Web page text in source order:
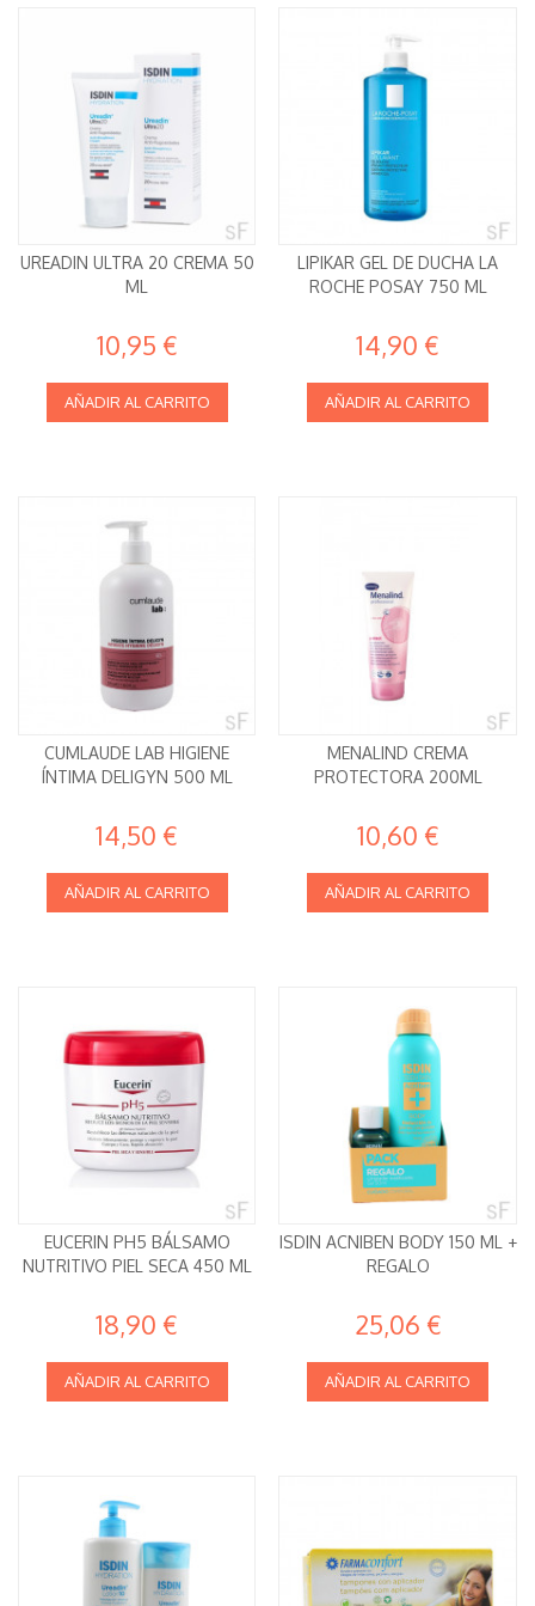
UREADIN ULTRA 20 CREMA 50
ML
10,95 €
AÑADIR AL CARRITO
LIPIKAR GEL DE DUCHA LA
ROCHE POSAY 750 ML
14,90 €
AÑADIR AL CARRITO
CUMLAUDE LAB HIGIENE
ÍNTIMA DELIGYN 500 ML
14,50 €
AÑADIR AL CARRITO
MENALIND CREMA
PROTECTORA 200ML
10,60 €
AÑADIR AL CARRITO
EUCERIN PH5 BÁLSAMO
NUTRITIVO PIEL SECA 450 ML
18,90 €
AÑADIR AL CARRITO
ISDIN ACNIBEN BODY 150 ML +
REGALO
25,06 €
AÑADIR AL CARRITO